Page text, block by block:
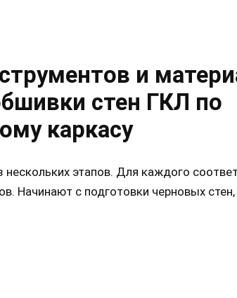
и
стен ГКЛ по
каркасу
этапов. Для каждого
Начинают с подготовки черновых стен,